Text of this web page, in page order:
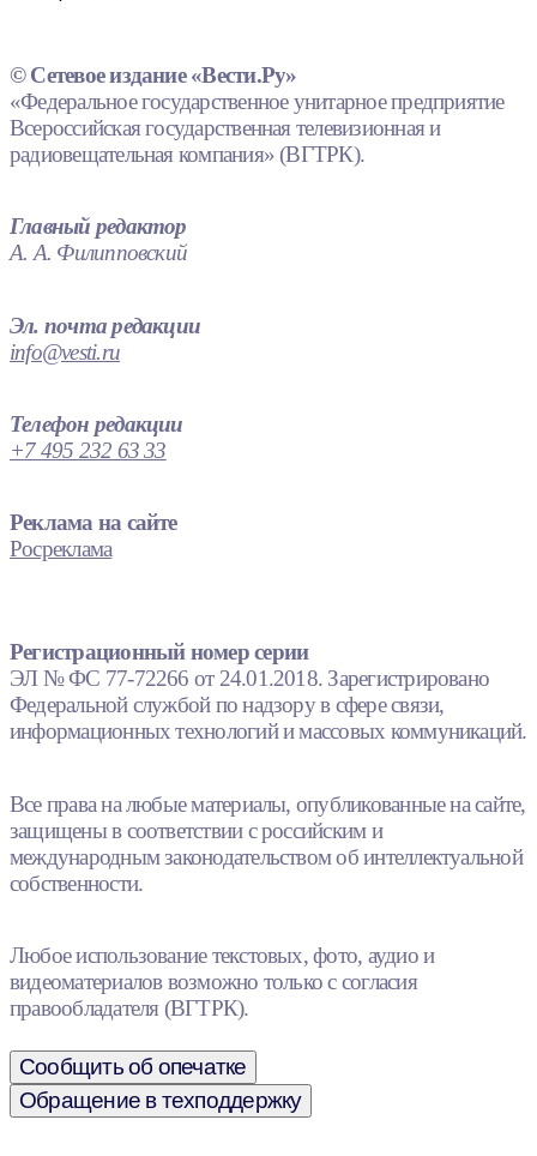
© Сетевое издание «Вести.Ру»
«Федеральное государственное унитарное предприятие
Всероссийская государственная телевизионная и
радиовещательная компания» (ВГТРК).
Главный редактор
А. А. Филипповский
Эл. почта редакции
info@vesti.ru
Телефон редакции
+7 495 232 63 33
Реклама на сайте
Росреклама
Регистрационный номер серии
ЭЛ № ФС 77-72266 от 24.01.2018. Зарегистрировано
Федеральной службой по надзору в сфере связи,
информационных технологий и массовых коммуникаций.
Все права на любые материалы, опубликованные на сайте,
защищены в соответствии с российским и
международным законодательством об интеллектуальной
собственности.
Любое использование текстовых, фото, аудио и
видеоматериалов возможно только с согласия
правообладателя (ВГТРК).
Сообщить об опечатке
Обращение в техподдержку